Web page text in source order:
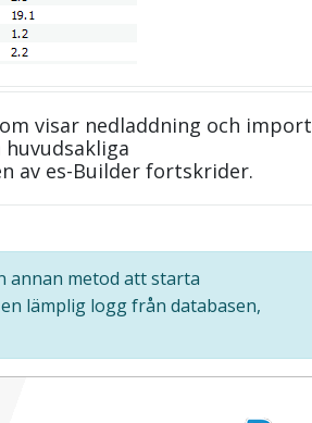
visar nedladdning och import
av es-Builder fortskrider.
annan metod att starta
lämplig logg från databasen,